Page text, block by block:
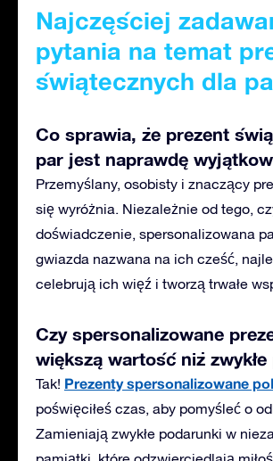
Najczęściej
pytania na temat
świątecznych dla
Co sprawia, że prezent
par jest naprawdę
Przemyślany, osobisty i znaczący
się wyróżnia. Niezależnie od tego,
doświadczenie, spersonalizowana
gwiazda nazwana na ich cześć,
celebrują ich więź i tworzą trwałe
Czy spersonalizowane
większą wartość niż zwykłe
Tak! Prezenty spersonalizowane
poświęciłeś czas, aby pomyśleć o
Zamieniają zwykłe podarunki w